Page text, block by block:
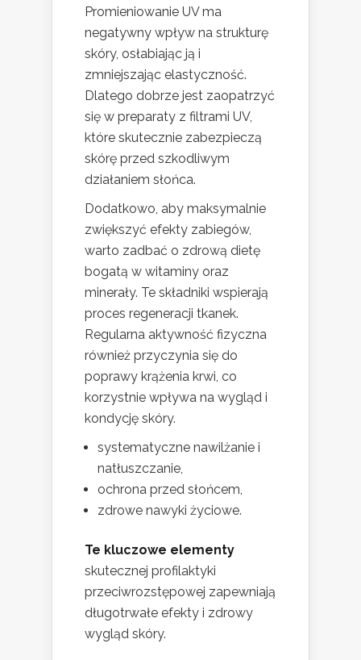
Promieniowanie UV ma
negatywny wpływ na strukturę
skóry, osłabiając ją i
zmniejszając elastyczność.
Dlatego dobrze jest zaopatrzyć
się w preparaty z filtrami UV,
które skutecznie zabezpieczą
skórę przed szkodliwym
działaniem słońca.
Dodatkowo, aby maksymalnie
zwiększyć efekty zabiegów,
warto zadbać o zdrową dietę
bogatą w witaminy oraz
minerały. Te składniki wspierają
proces regeneracji tkanek.
Regularna aktywność fizyczna
również przyczynia się do
poprawy krążenia krwi, co
korzystnie wpływa na wygląd i
kondycję skóry.
systematyczne nawilżanie i
natłuszczanie,
ochrona przed słońcem,
zdrowe nawyki życiowe.
Te kluczowe elementy
skutecznej profilaktyki
przeciwrozstępowej zapewniają
długotrwałe efekty i zdrowy
wygląd skóry.